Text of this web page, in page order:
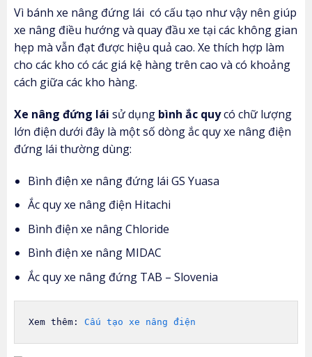
Vì bánh xe nâng đứng lái có cấu tạo như vậy nên giúp
xe nâng điều hướng và quay đầu xe tại các không gian
hẹp mà vẫn đạt được hiệu quả cao. Xe thích hợp làm
cho các kho có các giá kệ hàng trên cao và có khoảng
cách giữa các kho hàng.
Xe nâng đứng lái sử dụng bình ắc quycó chữ lượng
lớn điện dưới đây là một số dòng ắc quy xe nâng điện
đứng lái thường dùng:
Bình điện xe nâng đứng lái GS Yuasa
Ắc quy xe nâng điện Hitachi
Bình điện xe nâng Chloride
Bình điện xe nâng MIDAC
Ắc quy xe nâng đứng TAB – Slovenia
Xem thêm: Cấu tạo xe nâng điện